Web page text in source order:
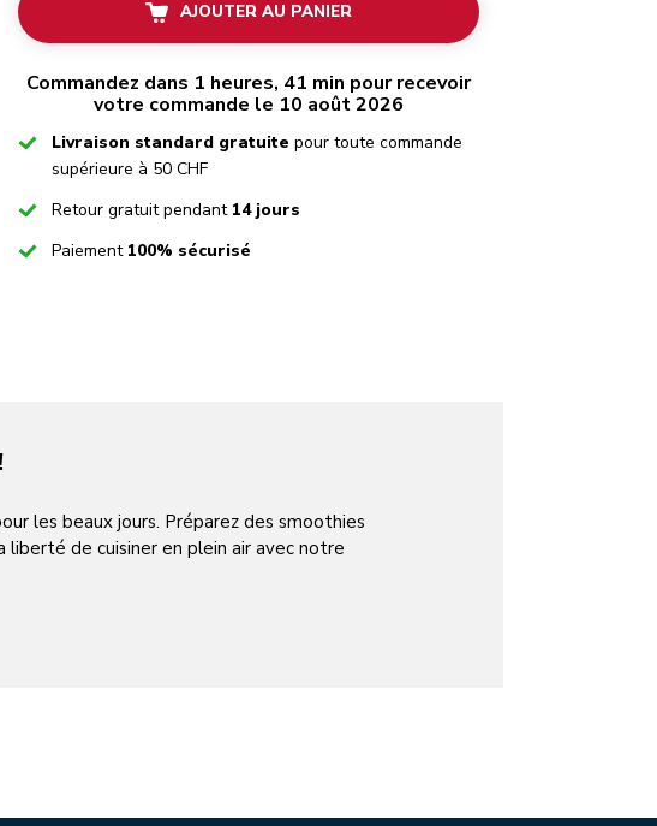
AJOUTER AU PANIER
Commandez dans 1 heures, 41 min pour recevoir
votre commande le 10 août 2026
CheckedLivraison standard gratuite pour toute commande
supérieure à 50 CHF
CheckedRetour gratuit pendant 14 jours
CheckedPaiement 100% sécurisé
les beaux jours. Préparez des smoothies
liberté de cuisiner en plein air avec notre